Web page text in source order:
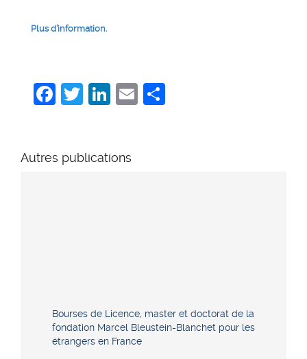
Plus d’information.
Facebook
Twitter
LinkedIn
Email
Autres publications
Bourses de Licence, master et doctorat de la
fondation Marcel Bleustein-Blanchet pour les
étrangers en France